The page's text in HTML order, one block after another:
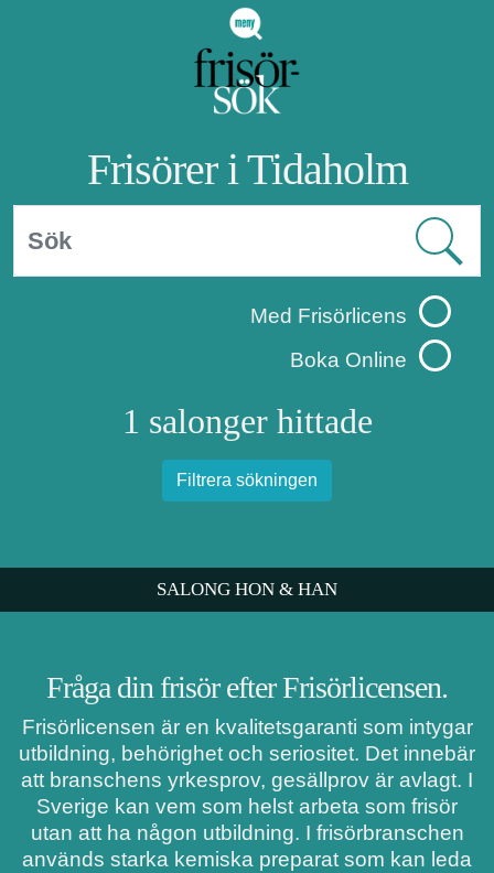
Frisörer i Tidaholm
Med Frisörlicens
Boka Online
1 salonger hittade
Filtrera sökningen
SALONG HON & HAN
Fråga din frisör efter Frisörlicensen.
Frisörlicensen är en kvalitetsgaranti som intygar
utbildning, behörighet och seriositet. Det innebär
att branschens yrkesprov, gesällprov är avlagt. I
Sverige kan vem som helst arbeta som frisör
utan att ha någon utbildning. I frisörbranschen
används starka kemiska preparat som kan leda